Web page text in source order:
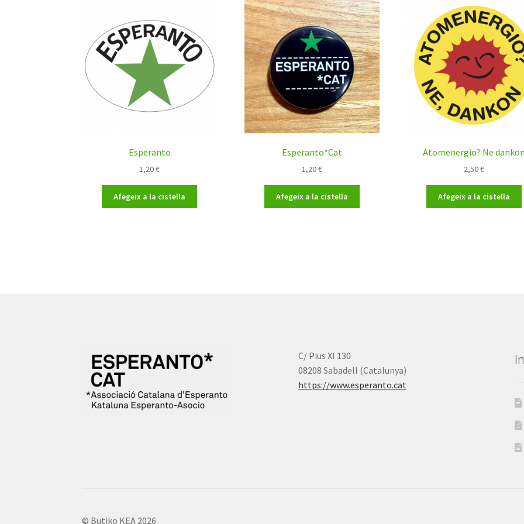
Esperanto
1,20€
Afegeix a la cistella
Esperanto*Cat
1,20€
Afegeix a la cistella
Atomenergio? Ne
2,50€
Afegeix a la cistella
C/ Pius XI 130
08208 Sabadell (Catalunya)
https://www.esperanto.cat
© Butiko KEA 2026